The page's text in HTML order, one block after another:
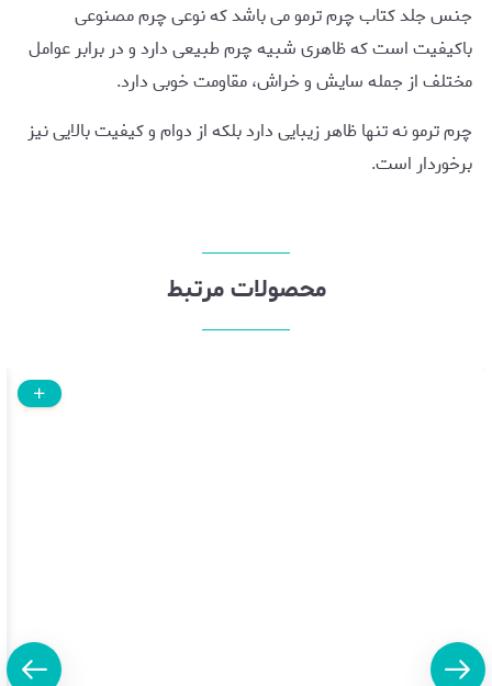
جنس جلد کتاب چرم ترمو می باشد که نوعی چرم مصنوعی
باکیفیت است که ظاهری شبیه چرم طبیعی دارد و در برابر عوامل
مختلف از جمله سایش و خراش، مقاومت خوبی دارد.
چرم ترمو نه تنها ظاهر زیبایی دارد بلکه از دوام و کیفیت بالایی نیز
برخوردار است.
محصولات مرتبط